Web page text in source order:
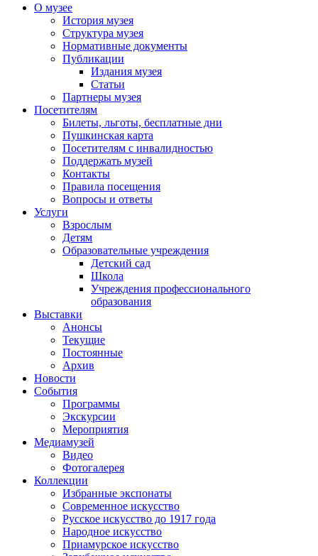
О музее
История музея
Структура музея
Нормативные документы
Публикации
Издания музея
Статьи
Партнеры музея
Посетителям
Билеты, льготы, бесплатные дни
Пушкинская карта
Посетителям с инвалидностью
Поддержать музей
Контакты
Правила посещения
Вопросы и ответы
Услуги
Взрослым
Детям
Образовательные учреждения
Детский сад
Школа
Учреждения профессионального
образования
Выставки
Анонсы
Текущие
Постоянные
Архив
Новости
События
Программы
Экскурсии
Мероприятия
Медиамузей
Видео
Фотогалерея
Коллекции
Избранные экспонаты
Современное искусство
Русское искусство до 1917 года
Народное искусство
Приамурское искусство